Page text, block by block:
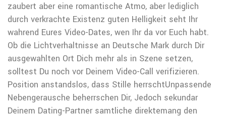
zaubert aber eine romantische Atmo, aber lediglich
durch verkrachte Existenz guten Helligkeit seht Ihr
wahrend Eures Video-Dates, wen Ihr da vor Euch habt.
Ob die Lichtverhaltnisse an Deutsche Mark durch Dir
ausgewahlten Ort Dich mehr als in Szene setzen,
solltest Du noch vor Deinem Video-Call verifizieren.
Position anstandslos, dass Stille herrschtUnpassende
Nebengerausche beherrschen Dir, Jedoch sekundar
Deinem Dating-Partner samtliche direktemang den